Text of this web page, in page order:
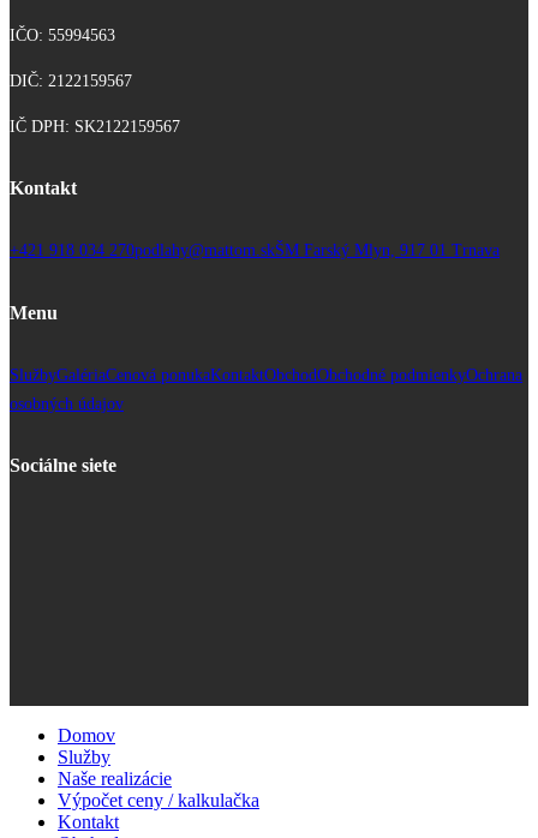
IČO: 55994563
DIČ: 2122159567
IČ DPH: SK2122159567
Kontakt
+421 918 034 270podlahy@mattom.skŠM Farský Mlyn, 917 01 Trnava
Menu
SlužbyGalériaCenová ponukaKontaktObchodObchodné podmienkyOchrana
osobných údajov
Sociálne siete
Domov
Služby
Naše realizácie
Výpočet ceny / kalkulačka
Kontakt